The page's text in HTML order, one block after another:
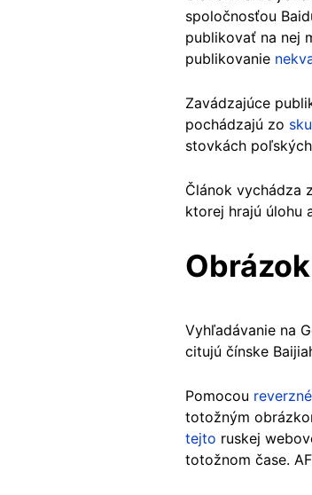
spoločnosťou
publikovať na nej
publikovanie
Zavádzajúce
pochádzajú zo
stovkách
Článok vychádza
ktorej hrajú úlohu
Vyhľadávanie na
citujú čínske
Pomocou
totožným
tejto ruskej
totožnom čase.